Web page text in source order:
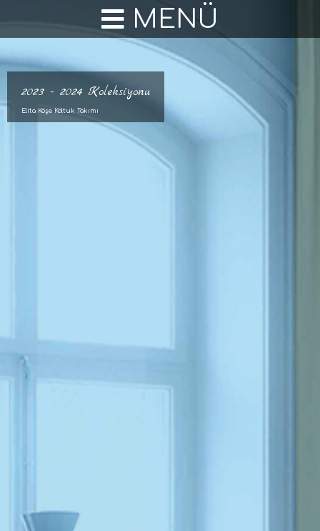
MENÜ
Duran Mobilya
2023 - 2024 Koleksiyonu
Elita Köşe Koltuk Takımı